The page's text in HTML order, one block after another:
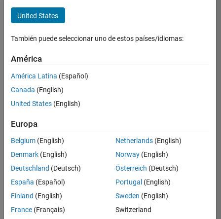
Enviar
solicitud
Senior
Software
Engineer
in Test
sesión
su
cuenta
empleo
Dirección de correo electrónico
United States
También puede seleccionar uno de estos países/idiomas:
América
América Latina (Español)
Canada (English)
United States (English)
Europa
Belgium (English)
Denmark (English)
Deutschland (Deutsch)
España (Español)
Finland (English)
France (Français)
Netherlands(English)
Norway(English)
Österreich (Deutsch)
Portugal (English)
Sweden (English)
Switzerland